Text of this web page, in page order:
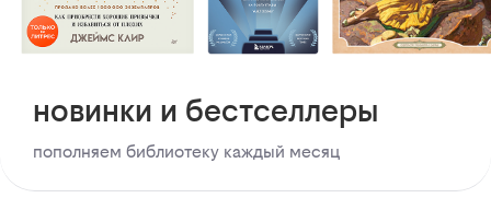
новинки и бестселлеры
пополняем библиотеку каждый месяц